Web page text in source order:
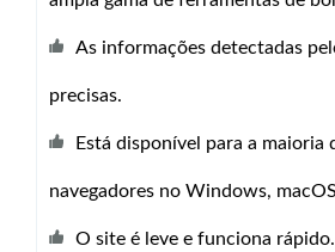
As informações detectadas
precisas.
Está disponível para a maioria
navegadores no Windows,
O site é leve e funciona rápido.